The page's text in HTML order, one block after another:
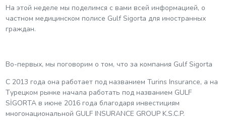
На этой неделе мы поделимся с вами всей информацией, о
частном медицинском полисе Gulf Sigorta для иностранных
граждан.
Во-первых, мы поговорим о том, что за компания Gulf Sigorta
С 2013 года она работает под названием Turins Insurance, а на
Tурецком рынке начала работать под названием GULF
SİGORTA в июне 2016 года благодаря инвестициям
многонациональной GULF INSURANCE GROUP K.S.C.P.